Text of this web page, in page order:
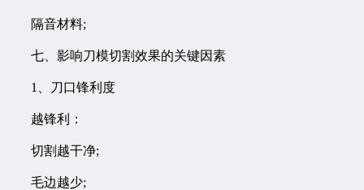
隔音材料;
七、影响刀模切割效果的关键因素
1、刀口锋利度
越锋利：
切割越干净;
毛边越少;